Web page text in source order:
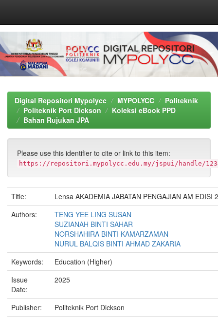
navigation
Digital Repositori Mypolycc MYPOLYCC
Politeknik
Politeknik Port Dickson
Koleksi eBook PPD
Bahan Rujukan JPA
Please use this identifier to cite or link to this item:
https://repositori.mypolycc.edu.my/jspui/handle/
Title:
Lensa AKADEMIA JABATAN PENGAJIAN AM EDISI
Authors:
TENG YEE LING SUSAN
SUZIANAH BINTI SAHAR
NORSHAHIRA BINTI KAMARZAMAN
NURUL BALQIS BINTI AHMAD ZAKARIA
Keywords:
Education (Higher)
Issue
Date:
2025
Publisher:
Politeknik Port Dickson